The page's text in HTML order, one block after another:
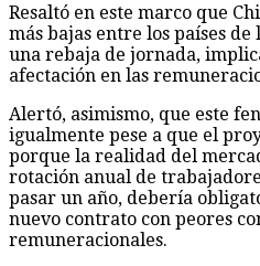
Resaltó en este marco que
más bajas entre los países de
una rebaja de jornada,
afectación en las
Alertó, asimismo, que este
igualmente pese a que el
porque la realidad del
rotación anual de
pasar un año, debería
nuevo contrato con peores
remuneracionales.